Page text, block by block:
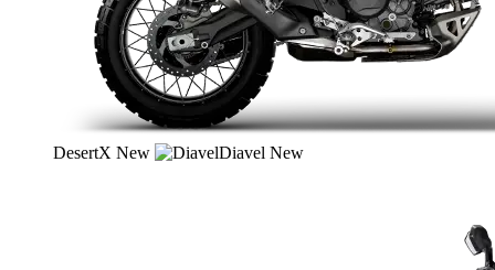
DesertX New Diavel New